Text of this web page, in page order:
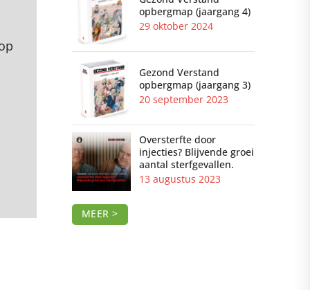
opbergmap (jaargang 4)
29 oktober 2024
Gezond Verstand
opbergmap (jaargang 3)
20 september 2023
Oversterfte door
injecties? Blijvende groei
aantal sterfgevallen.
13 augustus 2023
MEER >